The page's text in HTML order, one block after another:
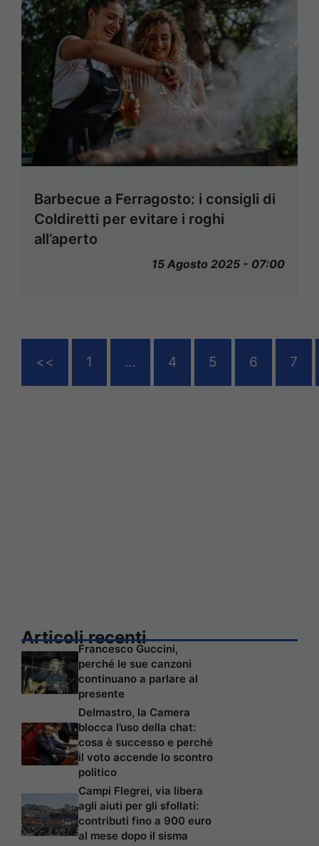
Barbecue a Ferragosto: i consigli di
Coldiretti per evitare i roghi
all’aperto
15 Agosto 2025 - 07:00
<< 1 … 4 5 6 7
Articoli recenti
Francesco Guccini,
perché le sue canzoni
continuano a parlare al
presente
Delmastro, la Camera
blocca l’uso della chat:
cosa è successo e perché
il voto accende lo scontro
politico
Campi Flegrei, via libera
agli aiuti per gli sfollati:
contributi fino a 900 euro
al mese dopo il sisma